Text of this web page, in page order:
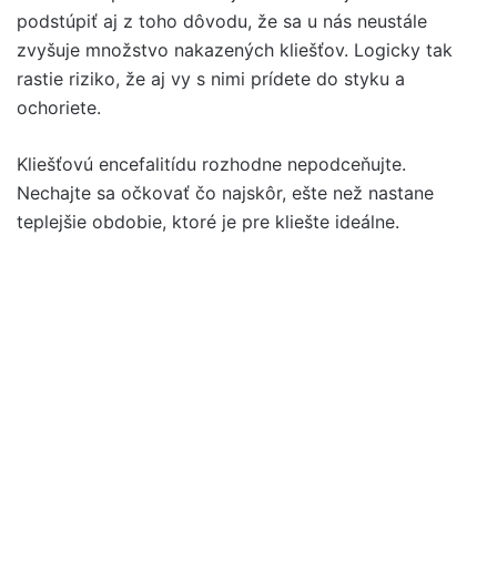
podstúpiť aj z toho dôvodu, že sa u nás neustále
zvyšuje množstvo nakazených kliešťov. Logicky tak
rastie riziko, že aj vy s nimi prídete do styku a
ochoriete.
Kliešťovú encefalitídu rozhodne nepodceňujte.
Nechajte sa očkovať čo najskôr, ešte než nastane
teplejšie obdobie, ktoré je pre kliešte ideálne.